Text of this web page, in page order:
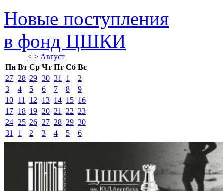
Новые поступления
в фонд ЦШКИ
< > Август
Пн Вт Ср Чт Пт Сб Вс
27 28 29 30 31 1
2
3
4 5 6 7 8
9
10 11 12 13 14 15 16
17 18 19 20 21 22 23
24 25 26 27 28 29 30
31
1 2 3 4 5 6